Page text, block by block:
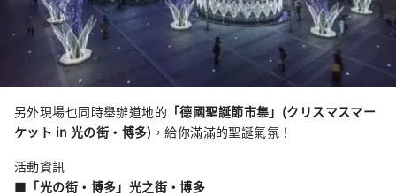
另外現場也同時舉辦道地的 「德國聖誕節市集」(クリスマスマー
ケット in 光の街・博多) ，給你滿滿的聖誕氣氛！
活動資訊
■ 「光の街・博多」光之街・博多